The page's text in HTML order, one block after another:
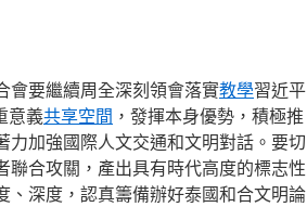
會要繼續周全深刻領會落實教學習近平
意義共享空間 ，發揮本身優勢，積極推
加強國際人文交通和文明對話。要切
合攻關，產出具有時代高度的標志性
、深度，認真籌備辦好泰國和合文明論